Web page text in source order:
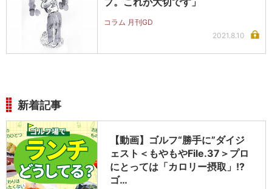
コラム 月刊GD
2021.8.10
新着記事
【動画】ゴルフ“勝手に”ダイジ
ェスト＜もやもやFile.37＞プロ
にとっては「カロリー摂取」!?
ゴ…